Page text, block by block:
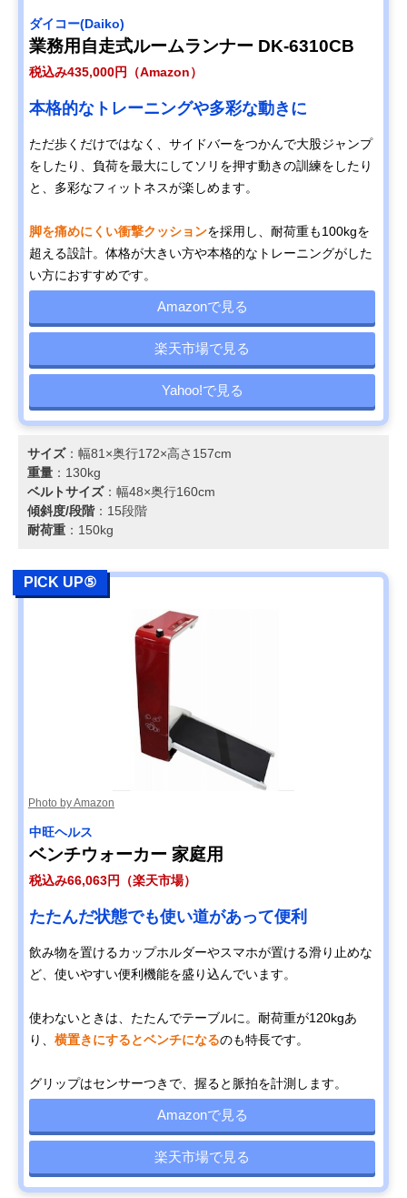
ダイコー(Daiko)
業務用自走式ルームランナー DK-6310CB
税込み435,000円（Amazon）
本格的なトレーニングや多彩な動きに
ただ歩くだけではなく、サイドバーをつかんで大股ジャンプ
をしたり、負荷を最大にしてソリを押す動きの訓練をしたり
と、多彩なフィットネスが楽しめます。
脚を痛めにくい衝撃クッションを採用し、耐荷重も100kgを
超える設計。体格が大きい方や本格的なトレーニングがした
い方におすすめです。
Amazonで見る
楽天市場で見る
Yahoo!で見る
サイズ：幅81×奥行172×高さ157cm
重量 ：130kg
ベルトサイズ：幅48×奥行160cm
傾斜度/段階：15段階
耐荷重 ：150kg
PICK UP⑤
Photo by Amazon
中旺ヘルス
ベンチウォーカー 家庭用
税込み66,063円（楽天市場）
たたんだ状態でも使い道があって便利
飲み物を置けるカップホルダーやスマホが置ける滑り止めな
ど、使いやすい便利機能を盛り込んでいます。
使わないときは、たたんでテーブルに。耐荷重が120kgあ
り、 横置きにするとベンチになるのも特長です。
グリップはセンサーつきで、握ると脈拍を計測します。
Amazonで見る
楽天市場で見る